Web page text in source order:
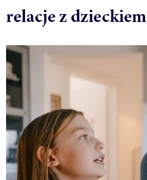
relacje z dzieckiem